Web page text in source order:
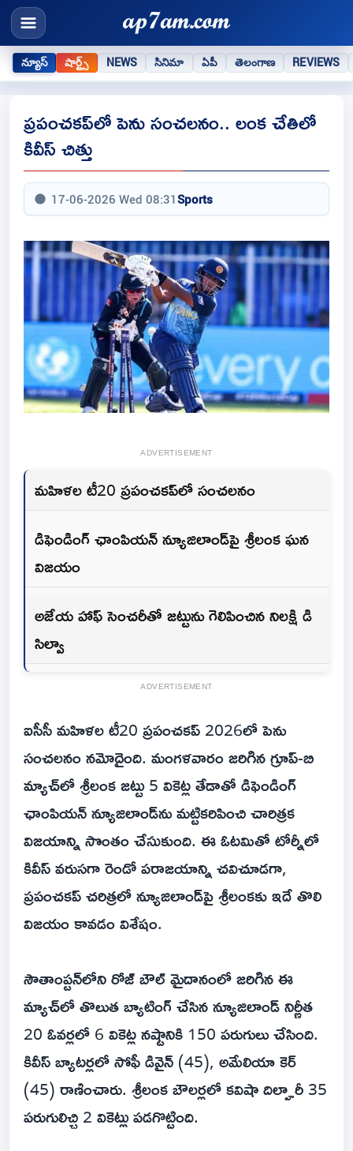
న్యూస్ షార్ట్స్ NEWS సినిమా ఏపీ తెలంగాణ REVIEWS
ప్రపంచకప్‌లో పెను సంచలనం.. లంక చేతిలో
కివీస్ చిత్తు
17-06-2026 Wed 08:31Sports
ADVERTISEMENT
మహిళల టీ20 ప్రపంచకప్‌లో సంచలనం
డిఫెండింగ్ ఛాంపియన్ న్యూజిలాండ్‌పై శ్రీలంక ఘన
విజయం
అజేయ హాఫ్ సెంచరీతో జట్టును గెలిపించిన నిలక్షి డి
సిల్వా
ADVERTISEMENT
ఐసీసీ మహిళల టీ20 ప్రపంచకప్ 2026లో పెను
సంచలనం నమోదైంది. మంగళవారం జరిగిన గ్రూప్-బి
మ్యాచ్‌లో శ్రీలంక జట్టు 5 వికెట్ల తేడాతో డిఫెండింగ్
ఛాంపియన్ న్యూజిలాండ్‌ను మట్టికరిపించి చారిత్రక
విజయాన్ని సొంతం చేసుకుంది. ఈ ఓటమితో టోర్నీలో
కివీస్ వరుసగా రెండో పరాజయాన్ని చవిచూడగా,
ప్రపంచకప్ చరిత్రలో న్యూజిలాండ్‌పై శ్రీలంకకు ఇదే తొలి
విజయం కావడం విశేషం.
సౌతాంప్టన్‌లోని రోజ్ బౌల్ మైదానంలో జరిగిన ఈ
మ్యాచ్‌లో తొలుత బ్యాటింగ్ చేసిన న్యూజిలాండ్ నిర్ణీత
20 ఓవర్లలో 6 వికెట్ల నష్టానికి 150 పరుగులు చేసింది.
కివీస్ బ్యాటర్లలో సోఫీ డివైన్ (45), అమేలియా కెర్
(45) రాణించారు. శ్రీలంక బౌలర్లలో కవిషా దిల్హారీ 35
పరుగులిచ్చి 2 వికెట్లు పడగొట్టింది.